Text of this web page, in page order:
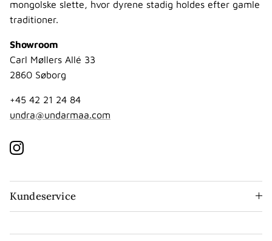
mongolske slette, hvor dyrene stadig holdes efter gamle
traditioner.
Showroom
Carl Møllers Allé 33
2860 Søborg
+45 42 21 24 84
undra@undarmaa.com
Instagram
Kundeservice